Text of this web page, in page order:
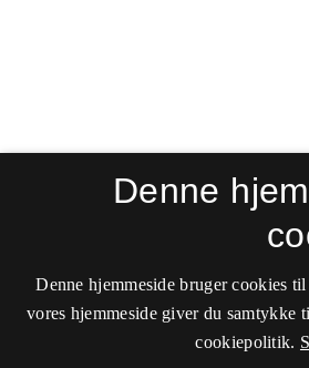
Denne
Denne hjemmeside bruger cookies
vores hjemmeside giver du samtykke
cookiepolitik.